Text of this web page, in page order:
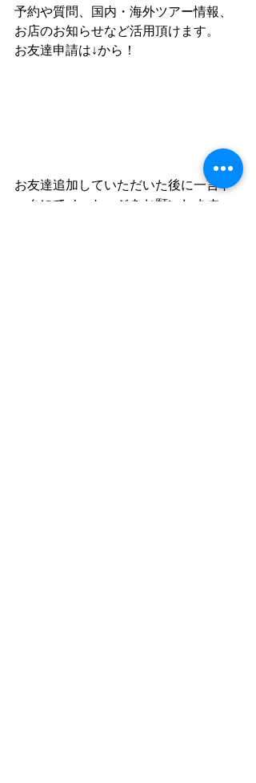
予約や質問、国内・海外ツアー情報、
お店のお知らせなど活用頂けます。
お友達申請は↓から！
お友達追加していただいた後に一言ト
ークにてメッセージをお願いします